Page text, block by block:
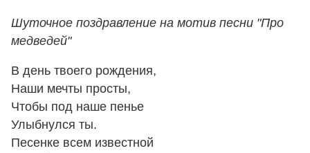
Шуточное поздравление на мотив песни "Про
медведей"
В день твоего рождения,
Наши мечты просты,
Чтобы под наше пенье
Улыбнулся ты.
Песенке всем известной